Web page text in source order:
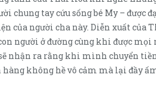
chung tay cứu sống bé My – được
của người cha này. Diễn xuất của
người ở đường cùng khi được mọi
nhận ra rằng khi mình chuyển
không hề vô cảm mà lại đầy